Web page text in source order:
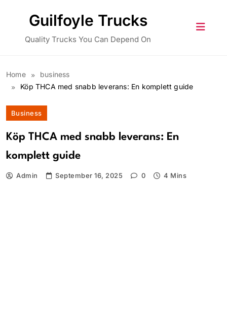
Guilfoyle Trucks
Quality Trucks You Can Depend On
Home
business
Köp THCA med snabb leverans: En komplett guide
Business
Köp THCA med snabb leverans: En
komplett guide
Admin September 16, 2025 0 4 Mins